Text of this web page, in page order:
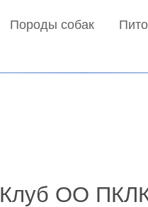
Породы собак
Клуб ОО